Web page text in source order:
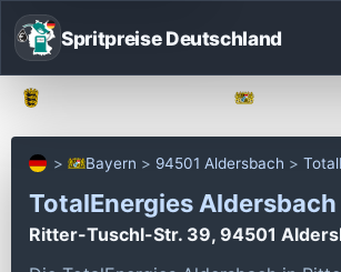
Spritpreise Deutschland
Bayern 94501 Aldersbach
TotalEnergies Aldersbach
Ritter-Tuschl-Str. 39, 94501